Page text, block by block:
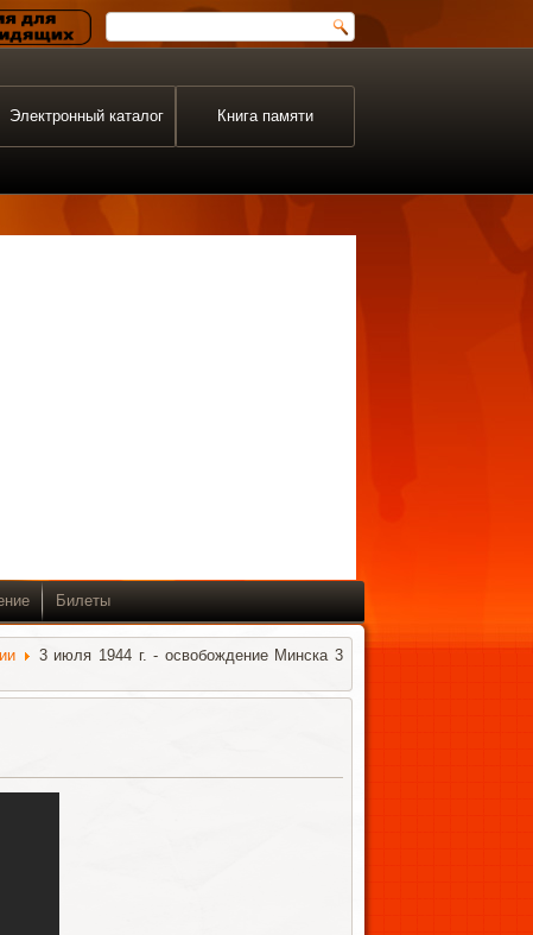
Электронный каталог Книга памяти
Билеты
3 июля 1944 г. - освобождение Минска 3